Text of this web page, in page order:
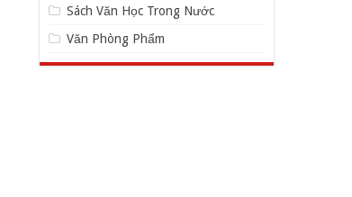
Sách Văn Học Trong Nước
Văn Phòng Phẩm